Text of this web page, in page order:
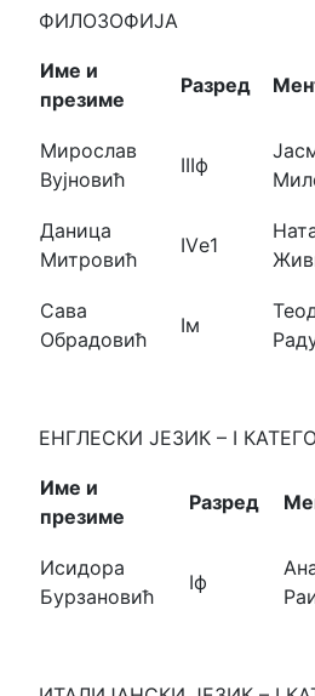
ФИЛОЗОФИЈА
Име и
презиме
Разред
Мирослав
Вујновић
IIIф
Даница
Митровић
IVе1
Сава
Обрадовић
Iм
ЕНГЛЕСКИ ЈЕЗИК – I
Име и
презиме
Разред
Исидора
Бурзановић
Iф